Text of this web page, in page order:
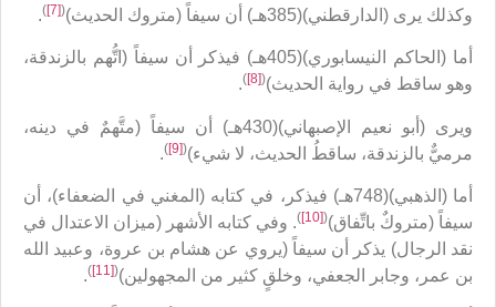
وكذلك يرى (الدارقطني)(385هـ) أن سيفاً (متروك الحديث) (
[7]
)
.
أما (الحاكم النيسابوري)(405هـ) فيذكر أن سيفاً (اتُّهم بالزندقة،
وهو ساقط في رواية الحديث)(
[8]
)
.
ويرى (أبو نعيم الإصبهاني)(430هـ) أن سيفاً (متَّهمٌ في دينه،
مرميٌّ بالزندقة، ساقطُ الحديث، لا شيء)(
[9]
)
.
أما (الذهبي)(748هـ) فيذكر، في كتابه (المغني في الضعفاء)، أن
سيفاً (متروكٌ باتِّفاق)(
[10]
). وفي كتابه الأشهر (ميزان الاعتدال في
نقد الرجال) يذكر أن سيفاً (يروي عن هشام بن عروة، وعبيد الله
بن عمر، وجابر الجعفي، وخلقٍ كثير من المجهولين)(
[11]
)
.